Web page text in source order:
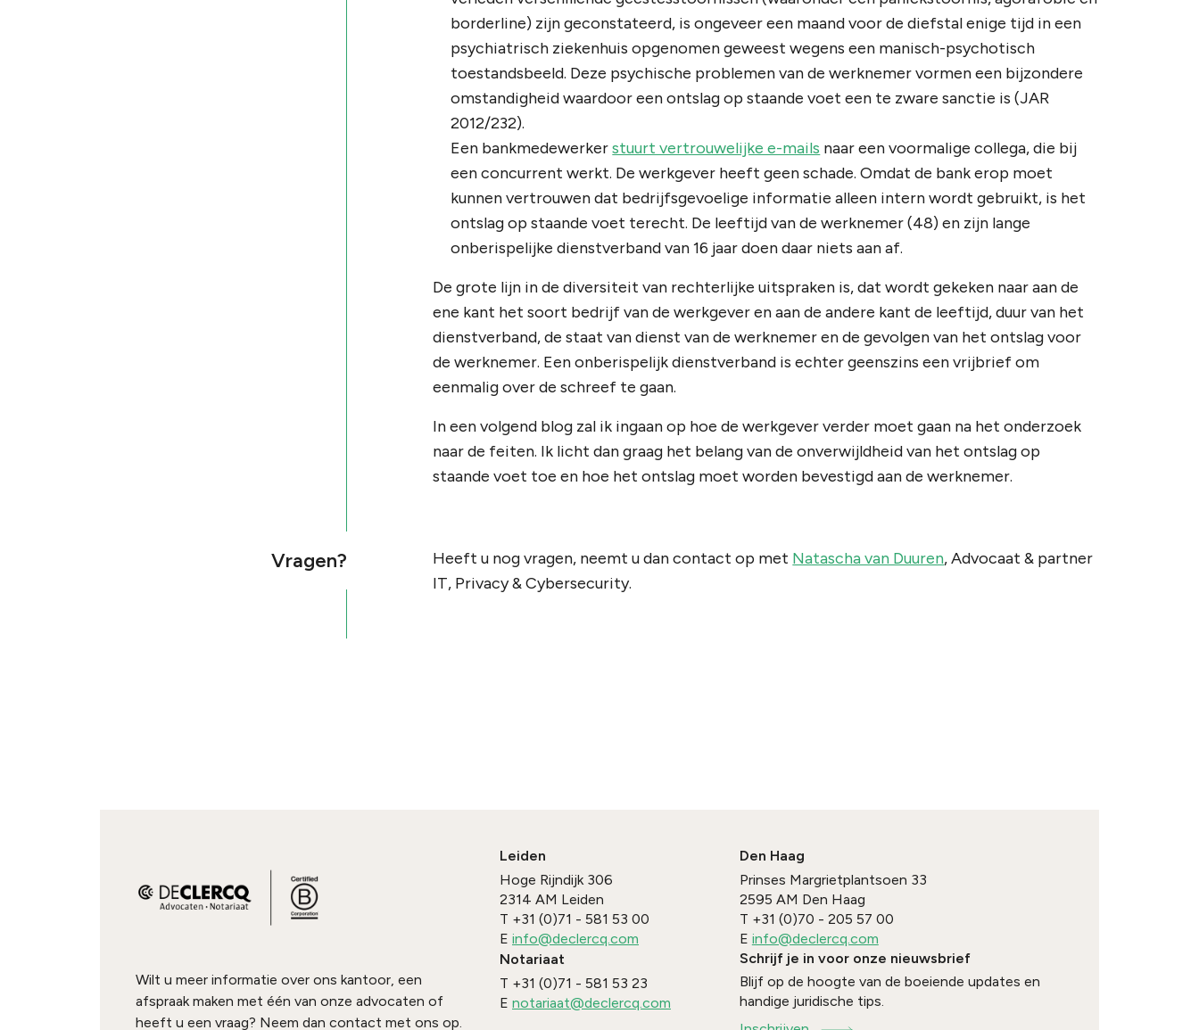
borderline) zijn geconstateerd, is ongeveer een maand voor de diefstal enige tijd in een
psychiatrisch ziekenhuis opgenomen geweest wegens een manisch-psychotisch
toestandsbeeld. Deze psychische problemen van de werknemer vormen een bijzondere
omstandigheid waardoor een ontslag op staande voet een te zware sanctie is (JAR
2012/232).
Een bankmedewerkerstuurt vertrouwelijke e-mails naar een voormalige collega, die bij
een concurrent werkt. De werkgever heeft geen schade. Omdat de bank erop moet
kunnen vertrouwen dat bedrijfsgevoelige informatie alleen intern wordt gebruikt, is het
ontslag op staande voet terecht. De leeftijd van de werknemer (48) en zijn lange
onberispelijke dienstverband van 16 jaar doen daar niets aan af.
De grote lijn in de diversiteit van rechterlijke uitspraken is, dat wordt gekeken naar aan de
ene kant het soort bedrijf van de werkgever en aan de andere kant de leeftijd, duur van het
dienstverband, de staat van dienst van de werknemer en de gevolgen van het ontslag voor
de werknemer. Een onberispelijk dienstverband is echter geenszins een vrijbrief om
eenmalig over de schreef te gaan.
In een volgend blog zal ik ingaan op hoe de werkgever verder moet gaan na het onderzoek
naar de feiten. Ik licht dan graag het belang van de onverwijldheid van het ontslag op
staande voet toe en hoe het ontslag moet worden bevestigd aan de werknemer.
Vragen? Heeft u nog vragen, neemt u dan contact op met Natascha van Duuren, Advocaat & partner
IT, Privacy & Cybersecurity.
Wilt u meer informatie over ons kantoor, een
afspraak maken met één van onze advocaten of
heeft u een vraag? Neem dan contact met ons op.
Leiden
Hoge Rijndijk 306
2314 AM Leiden
T +31 (0)71 - 581 53 00
E info@declercq.com
Notariaat
T +31 (0)71 - 581 53 23
E notariaat@declercq.com
Den Haag
Prinses Margrietplantsoen 33
2595 AM Den Haag
T +31 (0)70 - 205 57 00
E info@declercq.com
Schrijf je in voor onze nieuwsbrief
Blijf op de hoogte van de boeiende updates en
handige juridische tips.